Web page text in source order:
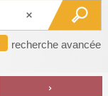
recherche avancée